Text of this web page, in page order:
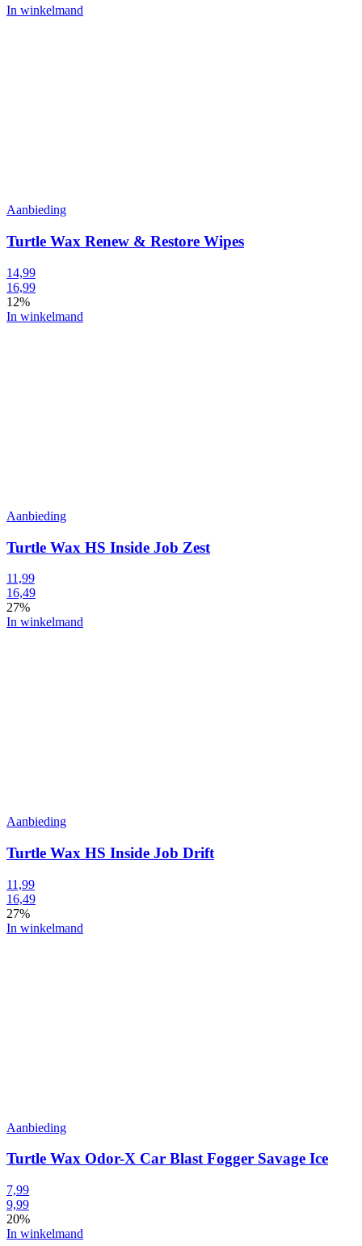
In winkelmand
Aanbieding
Turtle Wax Renew & Restore Wipes
14,99
16,99
12%
In winkelmand
Aanbieding
Turtle Wax HS Inside Job Zest
11,99
16,49
27%
In winkelmand
Aanbieding
Turtle Wax HS Inside Job Drift
11,99
16,49
27%
In winkelmand
Aanbieding
Turtle Wax Odor-X Car Blast Fogger Savage Ice
7,99
9,99
20%
In winkelmand